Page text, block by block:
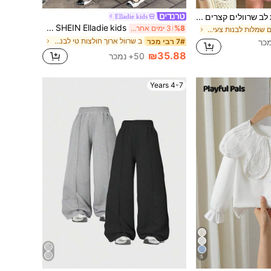
ילדה צעירה הדפסת לב שרוולים קצרים שמלת רשת ליום האהבה
ב ורוד חם שמלות לבנות צעירות
Elladie kids
%8 3 ימים אחרונים SHEIN Elladie kids סט של חולצת טי-שירט גולף בצבע אחיד וחצאית משובצת, סתיו/חורף, לילדה צעירה
7# רבי מכר ב שרוול ארוך חולצות טי לבנות צעירות
₪35.88 50+ נמכר
5
4-7 Years